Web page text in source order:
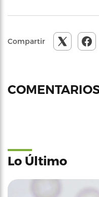
Compartir
Lo Último